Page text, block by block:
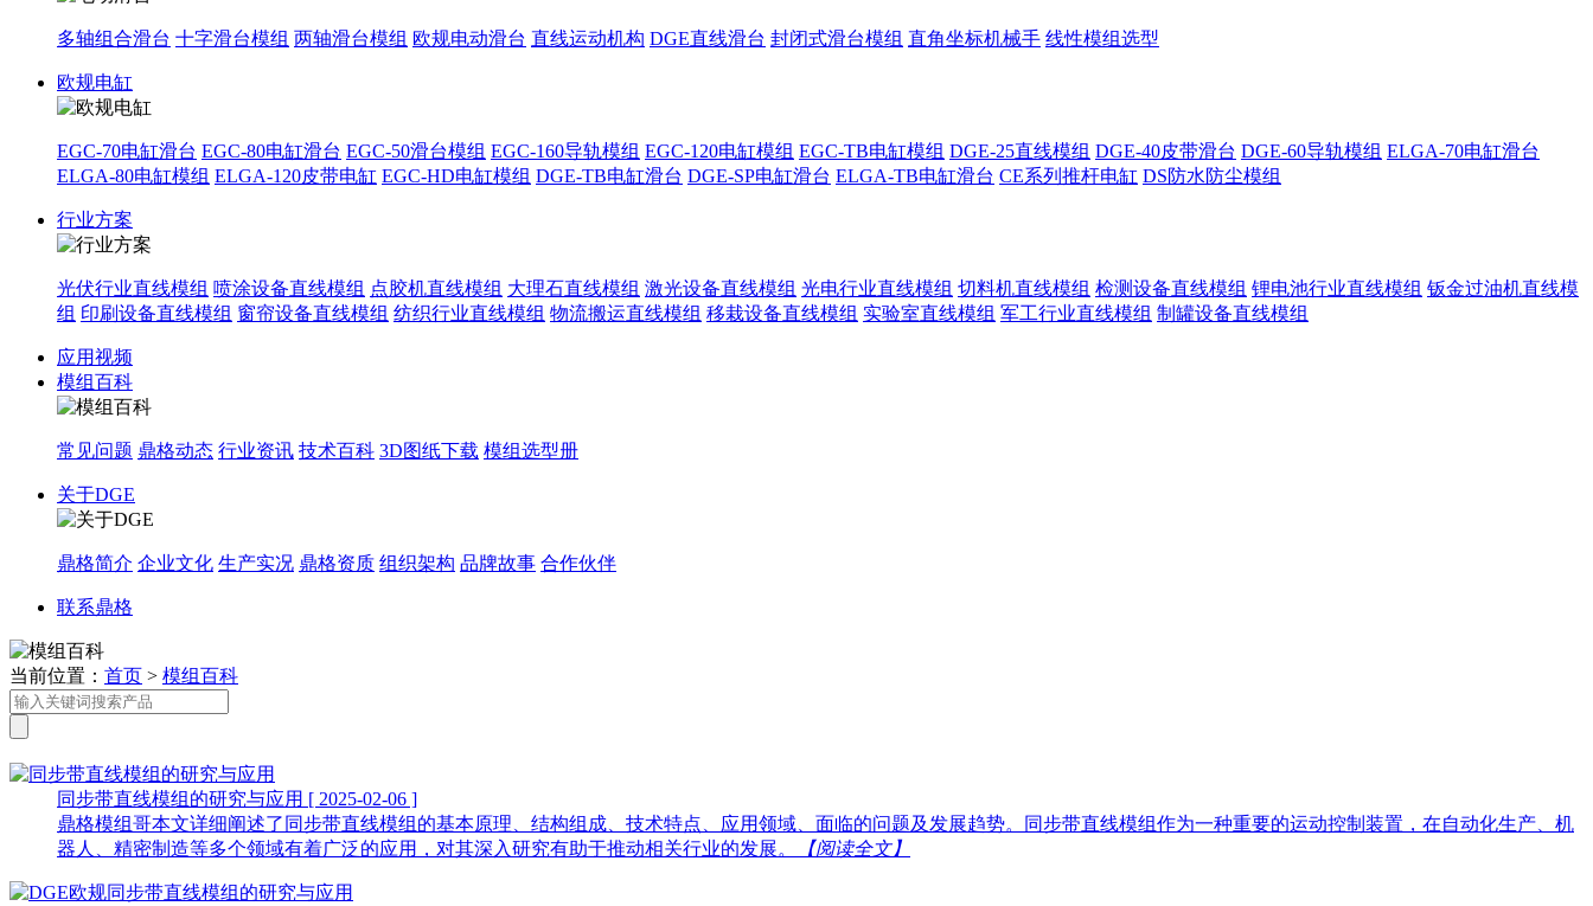
多轴组合滑台 十字滑台模组 两轴滑台模组 欧规电动滑台 直线运动机构 DGE直线滑台 封闭式滑台模组 直角坐标机械手 线性模组选型
欧规电缸
EGC-70电缸滑台 EGC-80电缸滑台 EGC-50滑台模组 EGC-160导轨模组 EGC-120电缸模组 EGC-TB电缸模组 DGE-25直线模组 DGE-40皮带滑台 DGE-60导轨模组 ELGA-70电缸滑台
ELGA-80电缸模组 ELGA-120皮带电缸 EGC-HD电缸模组 DGE-TB电缸滑台 DGE-SP电缸滑台 ELGA-TB电缸滑台 CE系列推杆电缸 DS防水防尘模组
行业方案
光伏行业直线模组 喷涂设备直线模组 点胶机直线模组 大理石直线模组 激光设备直线模组 光电行业直线模组 切料机直线模组 检测设备直线模组 锂电池行业直线模组 钣金过油机直线模
组 印刷设备直线模组 窗帘设备直线模组 纺织行业直线模组 物流搬运直线模组 移栽设备直线模组 实验室直线模组 军工行业直线模组 制罐设备直线模组
应用视频
模组百科
常见问题 鼎格动态 行业资讯 技术百科 3D图纸下载 模组选型册
关于DGE
鼎格简介 企业文化 生产实况 鼎格资质 组织架构 品牌故事 合作伙伴
联系鼎格
当前位置： 首页 > 模组百科
同步带直线模组的研究与应用 [ 2025-02-06 ]
鼎格模组哥本文详细阐述了同步带直线模组的基本原理、结构组成、技术特点、应用领域、面临的问题及发展趋势。同步带直线模组作为一种重要的运动控制装置，在自动化生产、机
器人、精密制造等多个领域有着广泛的应用，对其深入研究有助于推动相关行业的发展。
【阅读全文】